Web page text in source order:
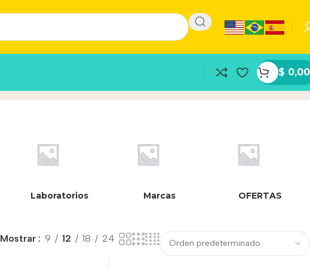
$ 0,00
Laboratorios Marcas OFERTAS
Mostrar 9 12 18 24